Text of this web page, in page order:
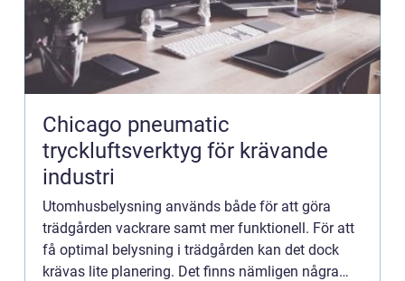
Chicago pneumatic
tryckluftsverktyg för krävande
industri
Utomhusbelysning används både för att göra
trädgården vackrare samt mer funktionell. För att
få optimal belysning i trädgården kan det dock
krävas lite planering. Det finns nämligen några